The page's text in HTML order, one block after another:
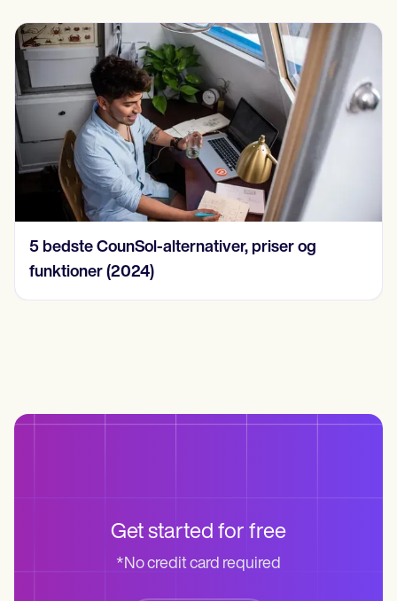
15 SOAP-notesempler i 2024
Get started for free
*No credit card required